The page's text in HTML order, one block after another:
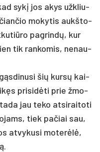
sykį jos akys užk­liu­
mo­ky­tis aukš­to­
pa­grindų, kur
tik ran­ko­mis, ne­nau­
šių kursų kai­
pri­si­dėti prie žmo­
jau te­ko at­si­rai­to­ti
tiek pa­čiai sau,
at­vy­ku­si mo­terėlė,